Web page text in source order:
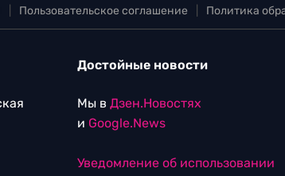
Пользовательское соглашение Политика
Достойные новости
Мы в Дзен.Новостях
и Google.News
Уведомление об использовании